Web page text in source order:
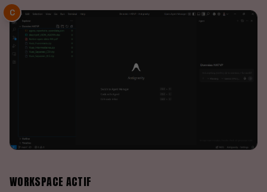
C
WORKSPACE ACTIF